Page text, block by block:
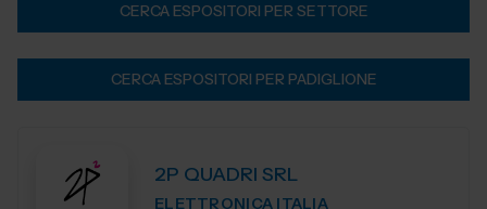
CERCA ESPOSITORI PER SETTORE
CERCA ESPOSITORI PER PADIGLIONE
2P QUADRI SRL
ELETTRONICA ITALIA